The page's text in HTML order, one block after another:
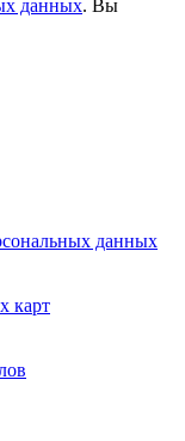
данных. Вы
данных
карт